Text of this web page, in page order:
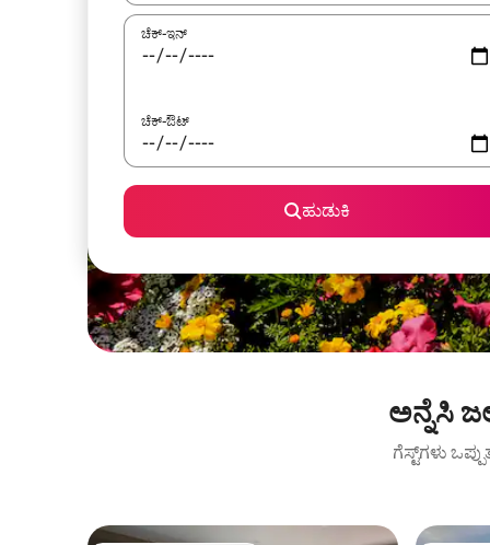
ಚೆಕ್-ಇನ್
ಚೆಕ್-ಔಟ್
ಹುಡುಕಿ
ಅನ್ನೆಸಿ
ಗೆಸ್ಟ್‌ಗಳು